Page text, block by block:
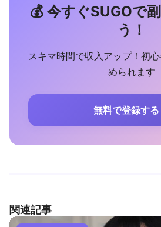
💰 今すぐSUGOで
う！
スキマ時間で収入アップ！初
められます
無料で登録す
関連記事